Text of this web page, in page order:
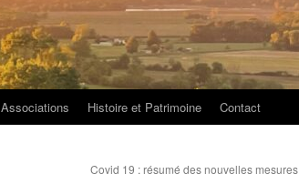
Associations Histoire et Patrimoine Contact
Covid 19 : résumé des nouvelles mesures